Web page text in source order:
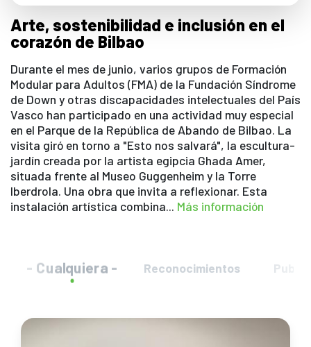
Arte, sostenibilidad e inclusión en el
corazón de Bilbao
Durante el mes de junio, varios grupos de Formación
Modular para Adultos (FMA) de la Fundación Síndrome
de Down y otras discapacidades intelectuales del País
Vasco han participado en una actividad muy especial
en el Parque de la República de Abando de Bilbao. La
visita giró en torno a "Esto nos salvará", la escultura-
jardín creada por la artista egipcia Ghada Amer,
situada frente al Museo Guggenheim y la Torre
Iberdrola. Una obra que invita a reflexionar. Esta
instalación artística combina... Más información
- Cualquiera - Reconocimientos